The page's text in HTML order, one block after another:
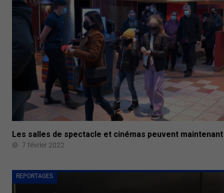
Les salles de spectacle et cinémas peuvent
7 février 2022
REPORTAGES